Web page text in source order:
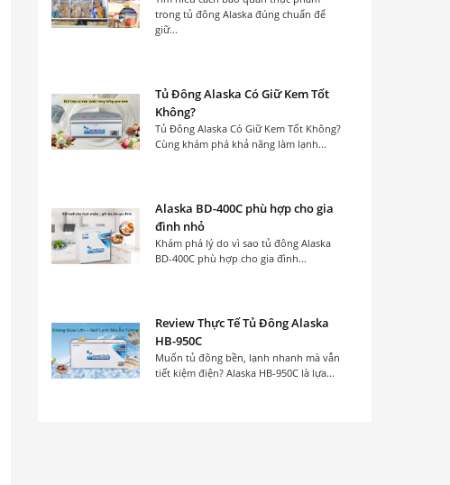
trong tủ đông Alaska đúng chuẩn để
giữ...
Tủ Đông Alaska Có Giữ Kem Tốt
Không?
Tủ Đông Alaska Có Giữ Kem Tốt Không?
Cùng khám phá khả năng làm lạnh...
Alaska BD-400C phù hợp cho gia
đình nhỏ
Khám phá lý do vì sao tủ đông Alaska
BD-400C phù hợp cho gia đình...
Review Thực Tế Tủ Đông Alaska
HB-950C
Muốn tủ đông bền, lạnh nhanh mà vẫn
tiết kiệm điện? Alaska HB-950C là lựa...